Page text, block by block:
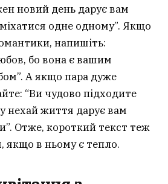
новий день дарує вам
одне одному”. Якщо
напишіть:
бо вона є вашим
А якщо пара дуже
“Ви чудово підходите
нехай життя дарує вам
Отже, короткий текст теж
в ньому є тепло.